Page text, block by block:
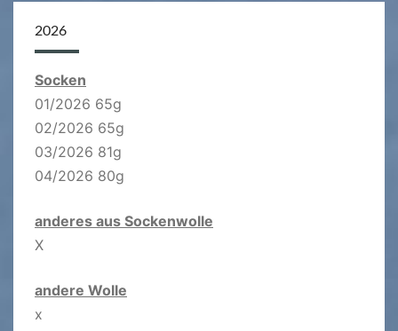
2026
Socken
01/2026 65g
02/2026 65g
03/2026 81g
04/2026 80g
anderes aus Sockenwolle
X
andere Wolle
x